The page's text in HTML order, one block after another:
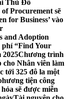
Thủ Đô
Procurement sẽ
for Business’ vào
and Adoption
phí “Find Your
2025Chương trình
cho Nhân viên làm
tới 325 đô la một
tiện công
sẽ được miễn